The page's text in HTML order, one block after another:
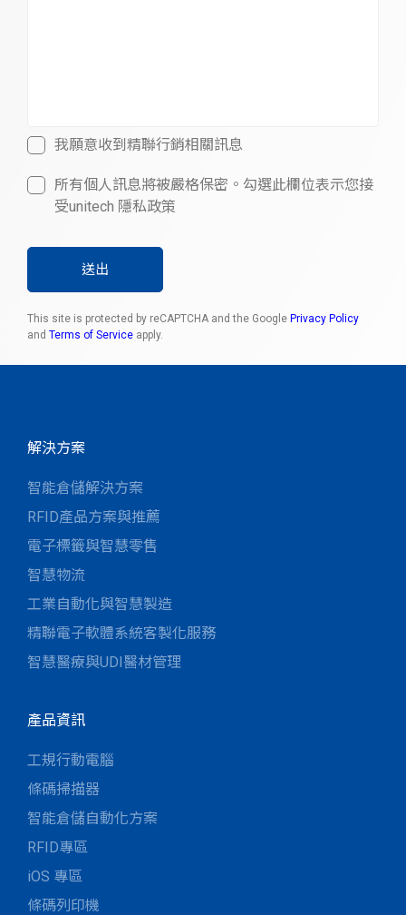
我願意收到精聯行銷相關訊息
所有個人訊息將被嚴格保密。勾選此欄位表示您接
受unitech 隱私政策
送出
This site is protected by reCAPTCHA and the Google Privacy Policy
and Terms of Service apply.
解決方案
智能倉儲解決方案
RFID產品方案與推薦
電子標籤與智慧零售
智慧物流
工業自動化與智慧製造
精聯電子軟體系統客製化服務
智慧醫療與UDI醫材管理
產品資訊
工規行動電腦
條碼掃描器
智能倉儲自動化方案
RFID專區
iOS 專區
條碼列印機